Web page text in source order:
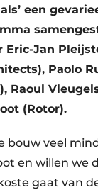
een
Eric-Jan
Paolo
Raoul
(Rotor).
bouw veel
en willen we
gaat van